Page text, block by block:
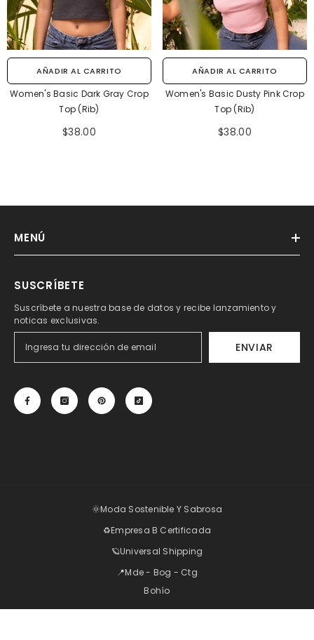
AÑADIR AL CARRITO
Women's Basic Dark Gray Crop
Top (Rib)
$38.00
AÑADIR AL CARRITO
Women's Basic Dusty Pink Crop
Top (Rib)
$38.00
MENÚ
SUSCRÍBETE
Suscríbete a nuestra base de datos y recibe lanzamiento y
noticas exclusivas.
ENVIAR
🌞Moda Sostenible Y Sabrosa
♻️Empresa B Certificada
🪐Universal Shipping
📍Mde - Bog - Ctg
Bohío